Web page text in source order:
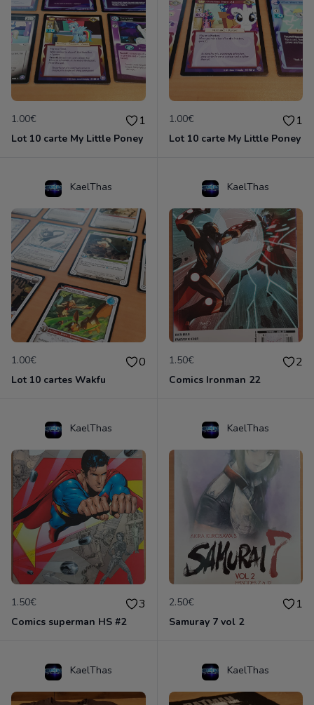
1.00€ 1
Lot 10 carte My Little Poney
1.00€ 1
Lot 10 carte My Little Poney
KaelThas
1.00€ 0
Lot 10 cartes Wakfu
KaelThas
1.50€ 2
Comics Ironman 22
KaelThas
1.50€ 3
Comics superman HS #2
KaelThas
2.50€ 1
Samuray 7 vol 2
KaelThas KaelThas